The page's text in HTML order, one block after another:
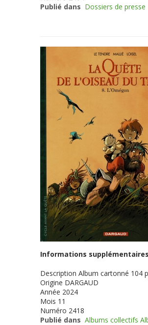
Publié dans Dossiers de presse
Informations supplémentaires
Description Album cartonné 104
Origine DARGAUD
Année 2024
Mois 11
Numéro 2418
Publié dans Albums collectifs